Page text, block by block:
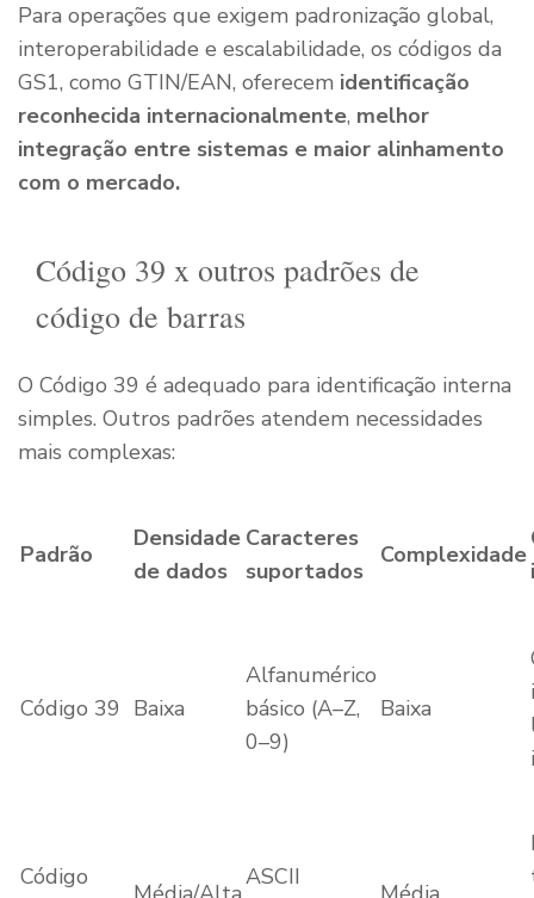
Para operações que exigem padronização global,
interoperabilidade e escalabilidade, os códigos da
GS1, como GTIN/EAN, oferecem identificação
reconhecida internacionalmente, melhor
integração entre sistemas e maior alinhamento
com o mercado.
Código 39 x outros padrões de
código de barras
O Código 39 é adequado para identificação interna
simples. Outros padrões atendem necessidades
mais complexas:
Padrão
Densidade
de dados
Caracteres
suportados
Complexidade
Código 39 Baixa
Alfanumérico
básico (A–Z,
0–9)
Baixa
Código
ASCII